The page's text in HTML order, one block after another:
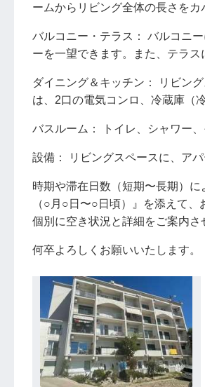
ームからリビング全体の長さをカ
バルコニー・テラス： バルコニ
ーを一望できます。また、テラス
ダイニング＆キッチン： リビン
は、2口の電気コンロ、冷蔵庫（
バスルーム： トイレ、シャワー
設備： リビングスペースに、ア
時期や滞在日数（短期〜長期）
（○月○日〜○日頃）』を添えて、
個別に空き状況と詳細をご案内さ
何卒よろしくお願いいたします。